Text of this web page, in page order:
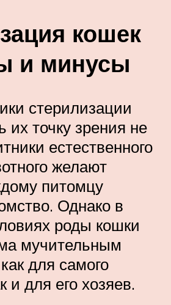
кошек
и минусы
стерилизации
их точку зрения не
естественного
желают
питомцу
Однако в
роды кошки
мучительным
для самого
и для его хозяев.